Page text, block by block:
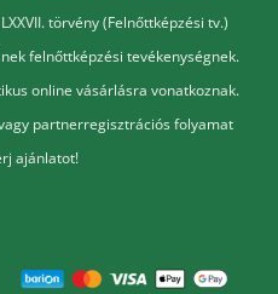
törvény (Felnőttképzési tv.)
felnőttképzési tevékenységnek.
online vásárlásra vonatkoznak.
partnerregisztrációs folyamat
ajánlatot!